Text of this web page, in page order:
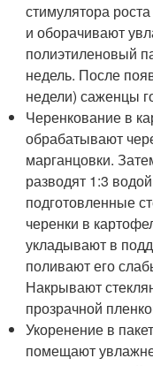
стимулятора
и оборачивают
полиэтиленовый
недель. После
недели) саженцы
Черенкование в
обрабатывают
марганцовки.
разводят 1:3
подготовленные
черенки в
укладывают в
поливают его
Накрывают
прозрачной
Укоренение в
помещают